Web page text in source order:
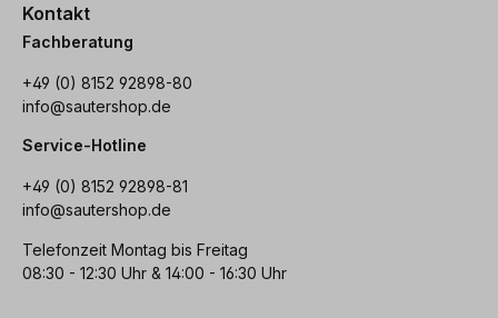
Kontakt
Fachberatung
+49 (0) 8152 92898-80
info@sautershop.de
Service-Hotline
+49 (0) 8152 92898-81
info@sautershop.de
Telefonzeit Montag bis Freitag
08:30 - 12:30 Uhr & 14:00 - 16:30 Uhr